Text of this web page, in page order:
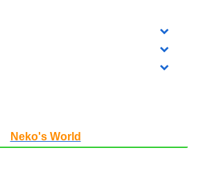
Neko's World